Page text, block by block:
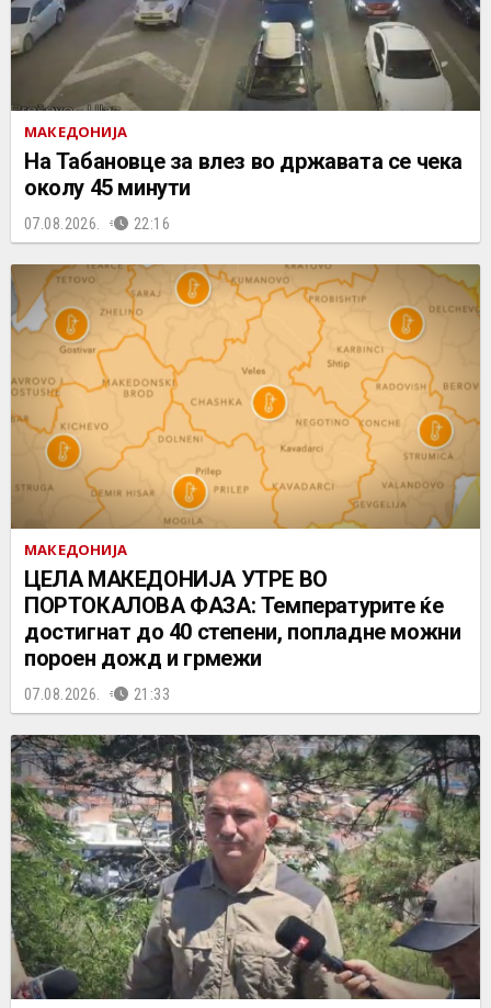
МАКЕДОНИЈА
На Табановце за влез во државата се чека
околу 45 минути
07.08.2026. 22:16
МАКЕДОНИЈА
ЦЕЛА МАКЕДОНИЈА УТРЕ ВО
ПОРТОКАЛОВА ФАЗА: Температурите ќе
достигнат до 40 степени, попладне можни
пороен дожд и грмежи
07.08.2026. 21:33